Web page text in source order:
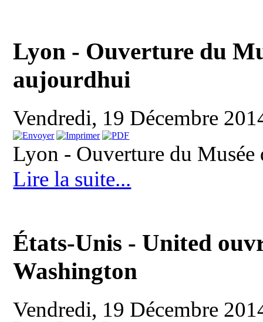
Lyon - Ouverture du
aujourdhui
Vendredi, 19 Décembre
Lyon - Ouverture du
Lire la suite...
États-Unis - United
Washington
Vendredi, 19 Décembre